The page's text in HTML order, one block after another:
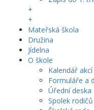
+
+
Mateřská škola
Družina
Jídelna
O škole
Kalendář akcí
Formuláře a
Úřední deska
Spolek rodičů